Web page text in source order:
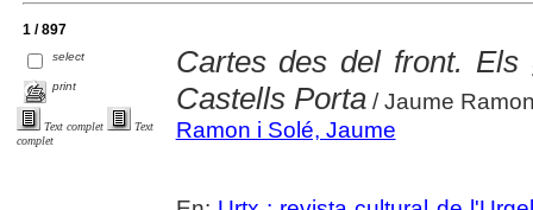
1 / 897
select
print
Text complet
Text
complet
Cartes des del front. Els
Castells Porta/ Jaume
Ramon i Solé, Jaume